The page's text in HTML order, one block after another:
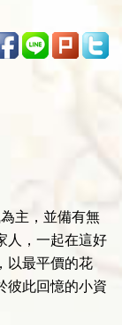
主，並備有無
人，一起在這好
以最平價的花
彼此回憶的小資